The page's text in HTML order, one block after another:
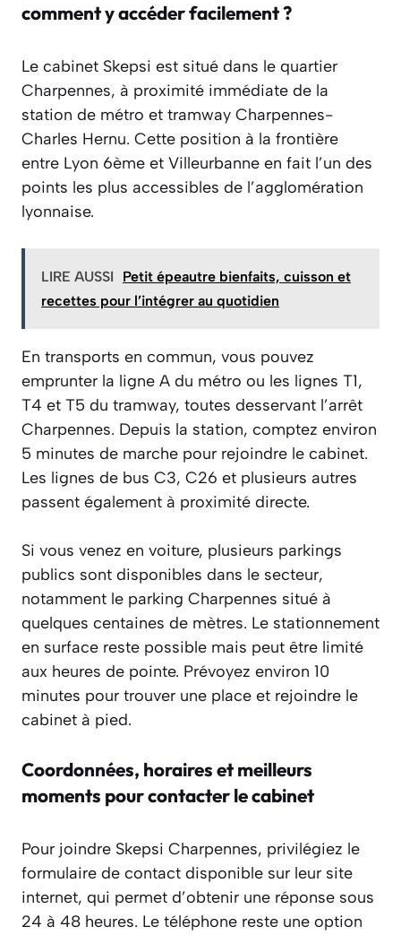
comment y accéder facilement ?
Le cabinet Skepsi est situé dans le quartier
Charpennes, à proximité immédiate de la
station de métro et tramway Charpennes-
Charles Hernu. Cette position à la frontière
entre Lyon 6ème et Villeurbanne en fait l’un des
points les plus accessibles de l’agglomération
lyonnaise.
LIRE AUSSI
Petit épeautre bienfaits, cuisson et
recettes pour l’intégrer au quotidien
En transports en commun, vous pouvez
emprunter la ligne A du métro ou les lignes T1,
T4 et T5 du tramway, toutes desservant l’arrêt
Charpennes. Depuis la station, comptez environ
5 minutes de marche pour rejoindre le cabinet.
Les lignes de bus C3, C26 et plusieurs autres
passent également à proximité directe.
Si vous venez en voiture, plusieurs parkings
publics sont disponibles dans le secteur,
notamment le parking Charpennes situé à
quelques centaines de mètres. Le stationnement
en surface reste possible mais peut être limité
aux heures de pointe. Prévoyez environ 10
minutes pour trouver une place et rejoindre le
cabinet à pied.
Coordonnées, horaires et meilleurs
moments pour contacter le cabinet
Pour joindre Skepsi Charpennes, privilégiez le
formulaire de contact disponible sur leur site
internet, qui permet d’obtenir une réponse sous
24 à 48 heures. Le téléphone reste une option